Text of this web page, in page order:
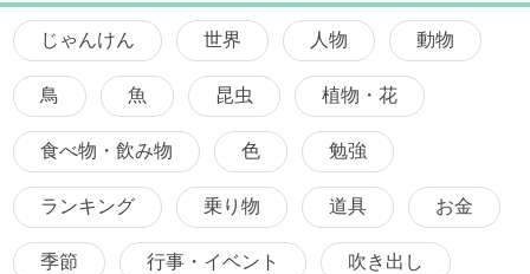
じゃんけん 世界 人物 動物
鳥 魚 昆虫 植物・花
食べ物・飲み物 色 勉強
ランキング 乗り物 道具 お金
季節 行事・イベント 吹き出し